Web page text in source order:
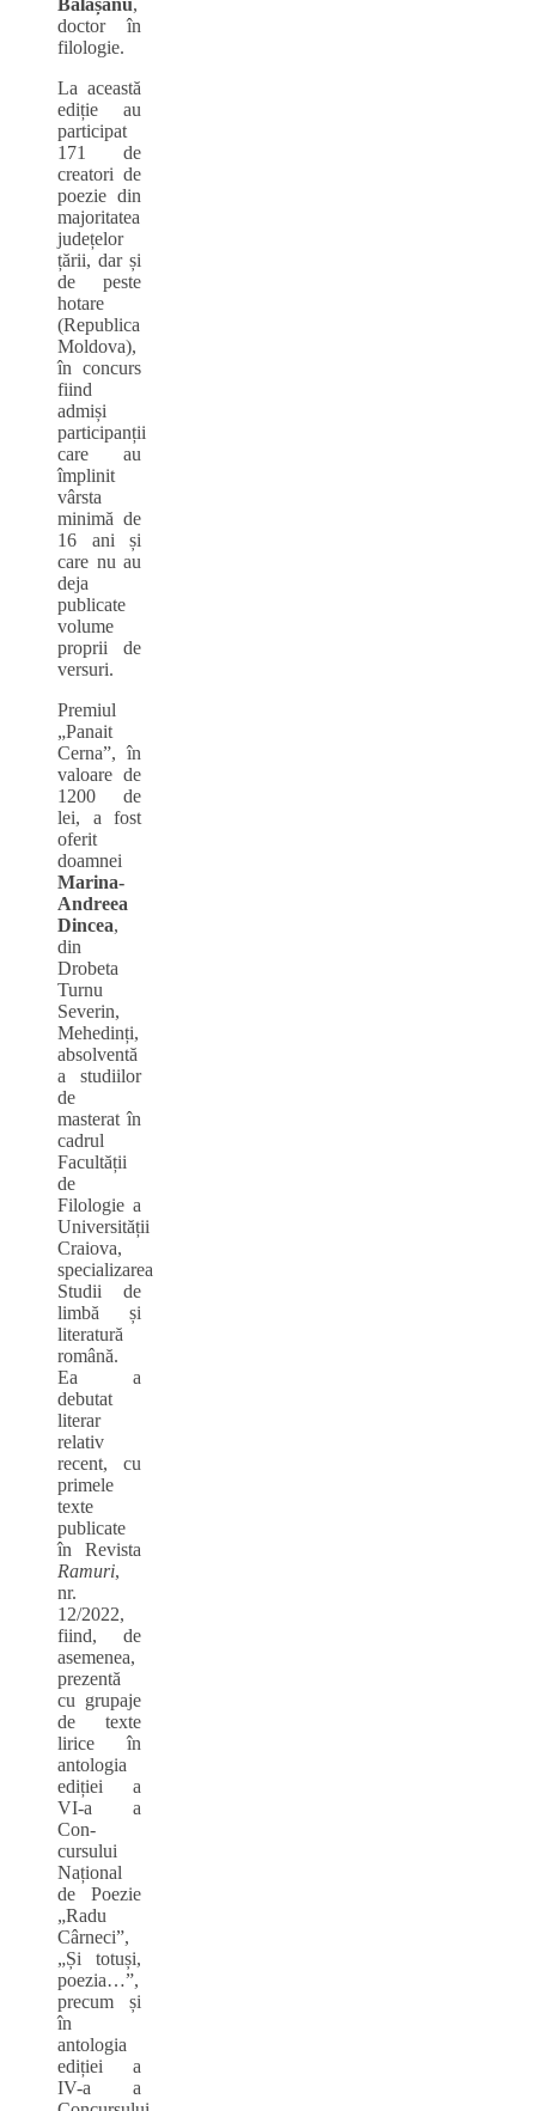
doctor în
filologie.
La această
ediție au
participat
171 de
creatori de
poezie din
majoritatea
județelor
țării, dar și
de peste
hotare
(Republica
Moldova),
în concurs
fiind
admiși
participanții
care au
împlinit
vârsta
minimă de
16 ani și
care nu au
deja
publicate
volume
proprii de
versuri.
Premiul
„Panait
Cerna”, în
valoare de
1200 de
lei, a fost
oferit
doamnei
Marina-
Andreea
Dincea,
din
Drobeta
Turnu
Severin,
Mehedinți,
absolventă
a studiilor
de
masterat în
cadrul
Facultății
de
Filologie a
Universității
Craiova,
specializarea
Studii de
limbă și
literatură
română.
Ea a
debutat
literar
relativ
recent, cu
primele
texte
publicate
în Revista
Ramuri,
nr.
12/2022,
fiind, de
asemenea,
prezentă
cu grupaje
de texte
lirice în
antologia
ediției a
VI-a a
Con-
cursului
Național
de Poezie
„Radu
Cârneci”,
„Și totuși,
poezia…”,
precum și
în
antologia
ediției a
IV-a a